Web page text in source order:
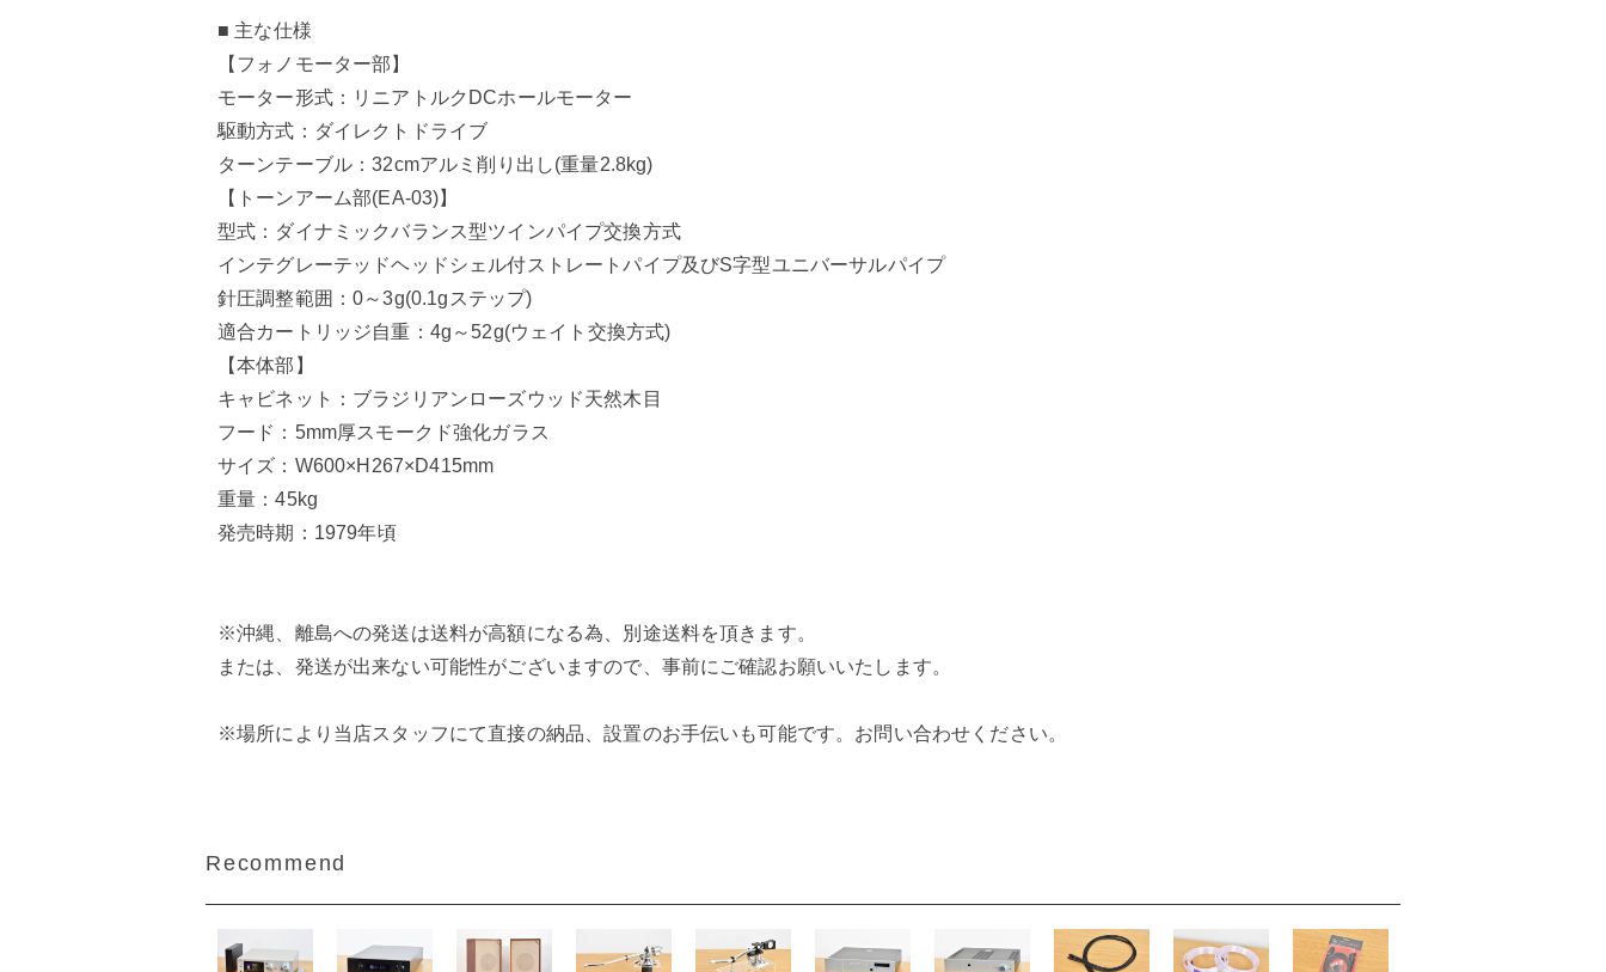
■ 主な仕様
【フォノモーター部】
モーター形式：リニアトルクDCホールモーター
駆動方式：ダイレクトドライブ
ターンテーブル：32cmアルミ削り出し(重量2.8kg)
【トーンアーム部(EA-03)】
型式：ダイナミックバランス型ツインパイプ交換方式
インテグレーテッドヘッドシェル付ストレートパイプ及びS字型ユニバーサルパイプ
針圧調整範囲：0～3g(0.1gステップ)
適合カートリッジ自重：4g～52g(ウェイト交換方式)
【本体部】
キャビネット：ブラジリアンローズウッド天然木目
フード：5mm厚スモークド強化ガラス
サイズ：W600×H267×D415mm
重量：45kg
発売時期：1979年頃
※沖縄、離島への発送は送料が高額になる為、別途送料を頂きます。
または、発送が出来ない可能性がございますので、事前にご確認お願いいたします。
※場所により当店スタッフにて直接の納品、設置のお手伝いも可能です。お問い合わせください。
Recommend